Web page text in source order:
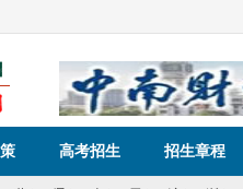
高考招生 招生章程